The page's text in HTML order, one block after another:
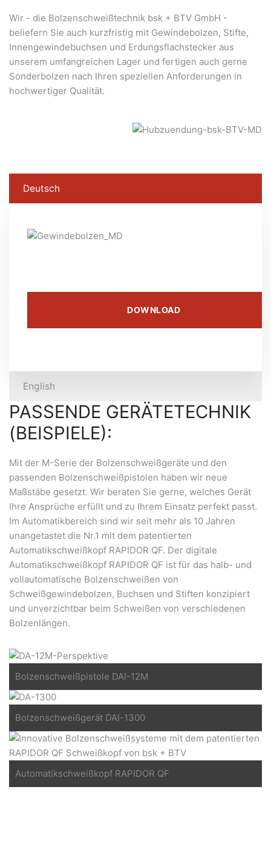
Wir - die Bolzenschweißtechnik bsk + BTV GmbH -
beliefern Sie auch kurzfristig mit Gewindebolzen, Stifte,
Innengewindebuchsen und Erdungsflachstecker aus
unserem umfangreichen Lager und fertigen auch gerne
Sonderbolzen nach Ihren speziellen Anforderungen in
hochwertiger Qualität.
Deutsch
DOWNLOAD
English
PASSENDE GERÄTETECHNIK
(BEISPIELE):
Mit der M-Serie der Bolzenschweißgeräte und den
passenden Bolzenschweißpistolen haben wir neue
Maßstäbe gesetzt. Wir beraten Sie gerne, welches Gerät
Ihre Ansprüche erfüllt und zu Ihrem Einsatz perfekt passt.
Im Automatikbereich sind wir seit mehr als 10 Jahren
unangetastet die Nr.1 mit dem patentierten
Automatikschweißkopf RAPIDOR QF. Der digitale
Automatikschweißkopf RAPIDOR QF ist für das halb- und
vollautomatische Bolzenschweißen von
Schweißgewindebolzen, Buchsen und Stiften konzipiert
und unverzichtbar beim Schweißen von verschiedenen
Bolzenlängen.
Bolzenschweißpistole DAI-12M
Bolzenschweißgerät DAI-1300
Automatikschweißkopf RAPIDOR QF